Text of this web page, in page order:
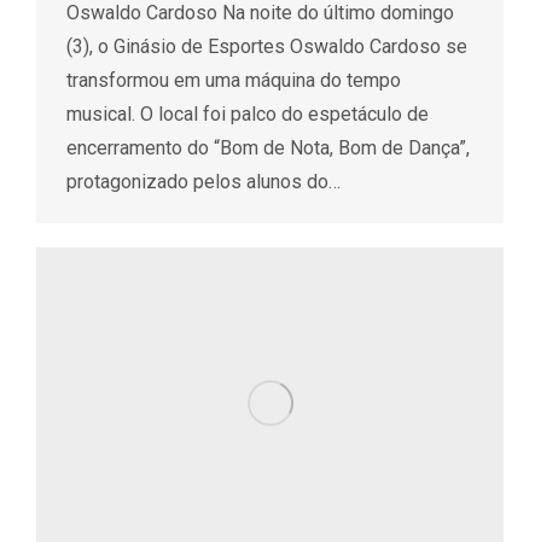
Oswaldo Cardoso Na noite do último domingo
(3), o Ginásio de Esportes Oswaldo Cardoso se
transformou em uma máquina do tempo
musical. O local foi palco do espetáculo de
encerramento do “Bom de Nota, Bom de Dança”,
protagonizado pelos alunos do…